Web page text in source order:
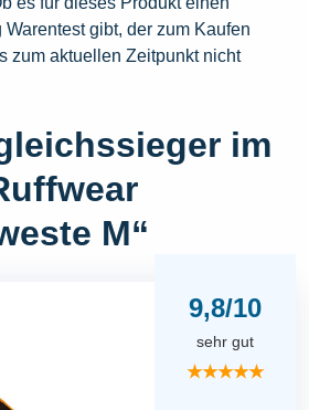
gibt, der zum Kaufen
zum aktuellen Zeitpunkt nicht
im
M“
9,8/10
sehr gut
★★★★★